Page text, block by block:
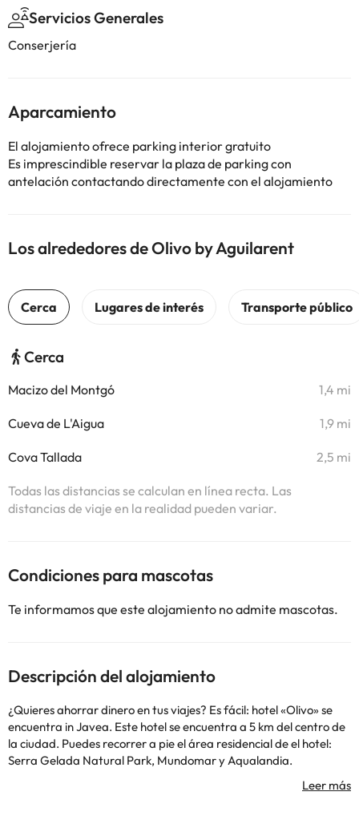
Servicios Generales
Conserjería
Aparcamiento
El alojamiento ofrece parking interior gratuito
Es imprescindible reservar la plaza de parking con
antelación contactando directamente con el alojamiento
Los alrededores de Olivo by Aguilarent
Cerca
Macizo del Montgó 1,4 mi
Cueva de L'Aigua 1,9 mi
Cova Tallada 2,5 mi
Todas las distancias se calculan en línea recta. Las
distancias de viaje en la realidad pueden variar.
Condiciones para mascotas
Te informamos que este alojamiento no admite mascotas.
Descripción del alojamiento
¿Quieres ahorrar dinero en tus viajes? Es fácil: hotel «Olivo» se
encuentra in Javea. Este hotel se encuentra a 5 km del centro de
la ciudad. Puedes recorrer a pie el área residencial de el hotel:
Serra Gelada Natural Park, Mundomar y Aqualandia.